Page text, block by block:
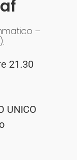
–
21.30
UNICO